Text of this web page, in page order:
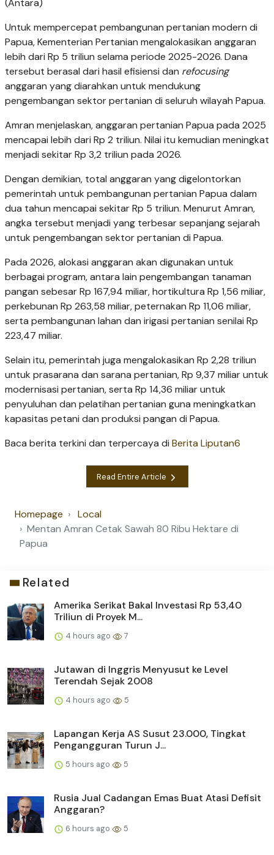
(Antara)
Untuk mempercepat pembangunan pertanian modern di
Papua, Kementerian Pertanian mengalokasikan anggaran
lebih dari Rp 5 triliun selama periode 2025-2026. Dana
tersebut berasal dari hasil efisiensi dan refocusing
anggaran yang diarahkan untuk mendukung
pengembangan sektor pertanian di seluruh wilayah Papua.
Amran menjelaskan, anggaran pertanian Papua pada 2025
mencapai lebih dari Rp 2 triliun. Nilai itu kemudian meningkat
menjadi sekitar Rp 3,2 triliun pada 2026.
Dengan demikian, total anggaran yang digelontorkan
pemerintah untuk pembangunan pertanian Papua dalam
dua tahun mencapai sekitar Rp 5 triliun. Menurut Amran,
angka tersebut menjadi yang terbesar sepanjang sejarah
untuk pengembangan sektor pertanian di Papua.
Pada 2026, alokasi anggaran akan digunakan untuk
berbagai program, antara lain pengembangan tanaman
pangan sebesar Rp 167,94 miliar, hortikultura Rp 1,56 miliar,
perkebunan Rp 263,58 miliar, peternakan Rp 11,06 miliar,
serta pembangunan lahan dan irigasi pertanian senilai Rp
223,47 miliar.
Selain itu, pemerintah juga mengalokasikan Rp 2,28 triliun
untuk prasarana dan sarana pertanian, Rp 9,37 miliar untuk
modernisasi pertanian, serta Rp 14,36 miliar untuk
penyuluhan dan pelatihan pertanian guna meningkatkan
kapasitas petani dan produksi pangan di Papua.
Baca berita terkini dan terpercaya di Berita Liputan6
Read Entire Article
Homepage
Local
Mentan Amran Cetak Sawah 80 Ribu Hektare di
Papua
Related
Amerika Serikat Bakal Investasi Rp 53,40
Triliun di Proyek M...
4 hours ago 7
Jutawan di Inggris Menyusut ke Level
Terendah Sejak 2008
4 hours ago 5
Lapangan Kerja AS Susut 23.000, Tingkat
Pengangguran Turun J...
5 hours ago 5
Rusia Jual Cadangan Emas Buat Atasi Defisit
Anggaran?
6 hours ago 5